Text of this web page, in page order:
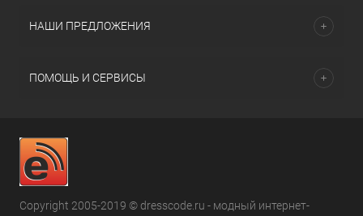
НАШИ ПРЕДЛОЖЕНИЯ
ПОМОЩЬ И СЕРВИСЫ
Copyright 2005-2019 © dresscode.ru - модный интернет-